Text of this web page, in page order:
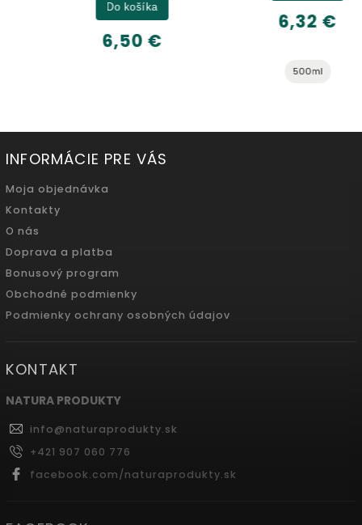
6,50 €
Do košíka
6,32 €
INFORMÁCIE PRE VÁS
Moja objednávka
Kontakty
O nás
Doprava a platba
Bonusový program
Obchodné podmienky
Podmienky ochrany osobných údajov
KONTAKT
NATURA PRODUKTY
info@naturaprodukty.sk
+421 907 060 776
facebook.com/naturaprodukty.sk